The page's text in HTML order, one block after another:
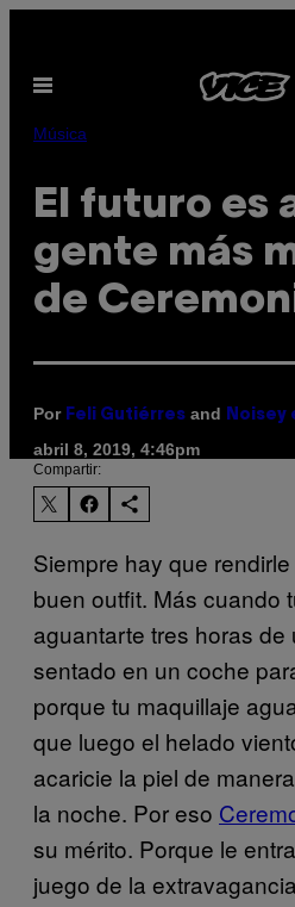
contenido
Abrir
Música
El futuro es
gente más
de
Por Feli Gutiérres and Noisey
abril 8, 2019, 4:46pm
Compartir:
Siempre hay que
buen outfit. Más cuando
aguantarte tres horas de
sentado en un coche
porque tu maquillaje
que luego el helado
acaricie la piel de
la noche. Por eso
su mérito. Porque le
juego de la